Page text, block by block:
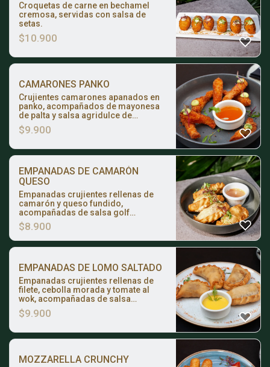
Croquetas de carne en bechamel
cremosa, servidas con salsa de
setas.
$10.900
CAMARONES PANKO
Crujientes camarones apanados en
panko, acompañados de mayonesa
de palta y salsa agridulce de
maracuyá.
$9.900
EMPANADAS DE CAMARÓN
QUESO
Empanadas crujientes rellenas de
camarón y queso fundido,
acompañadas de salsa golf
ahumada casera.
$8.900
EMPANADAS DE LOMO SALTADO
Empanadas crujientes rellenas de
filete, cebolla morada y tomate al
wok, acompañadas de salsa
huancaína.
$9.900
MOZZARELLA CRUNCHY